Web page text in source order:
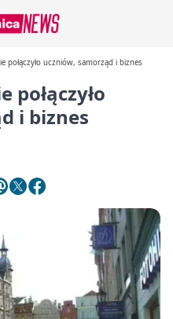
połączyło uczniów, samorząd i biznes
połączyło
i biznes